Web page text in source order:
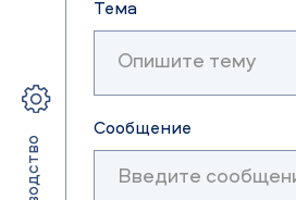
Тема
Сообщение